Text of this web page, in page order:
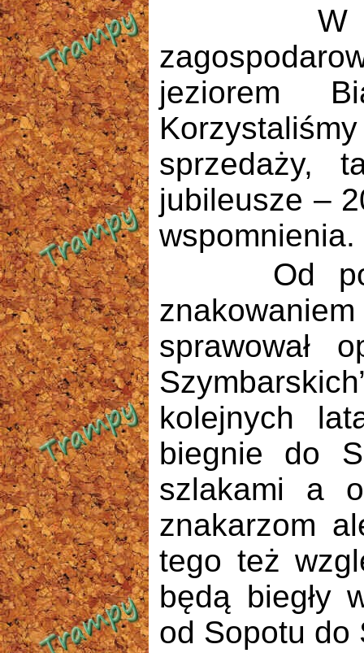
W r.
jeziorem
sprzedaży,
jubileusze –
wspomnienia.
Od
sprawował
kolejnych
biegnie do
szlakami a
znakarzom
tego też
będą biegły
od Sopotu do